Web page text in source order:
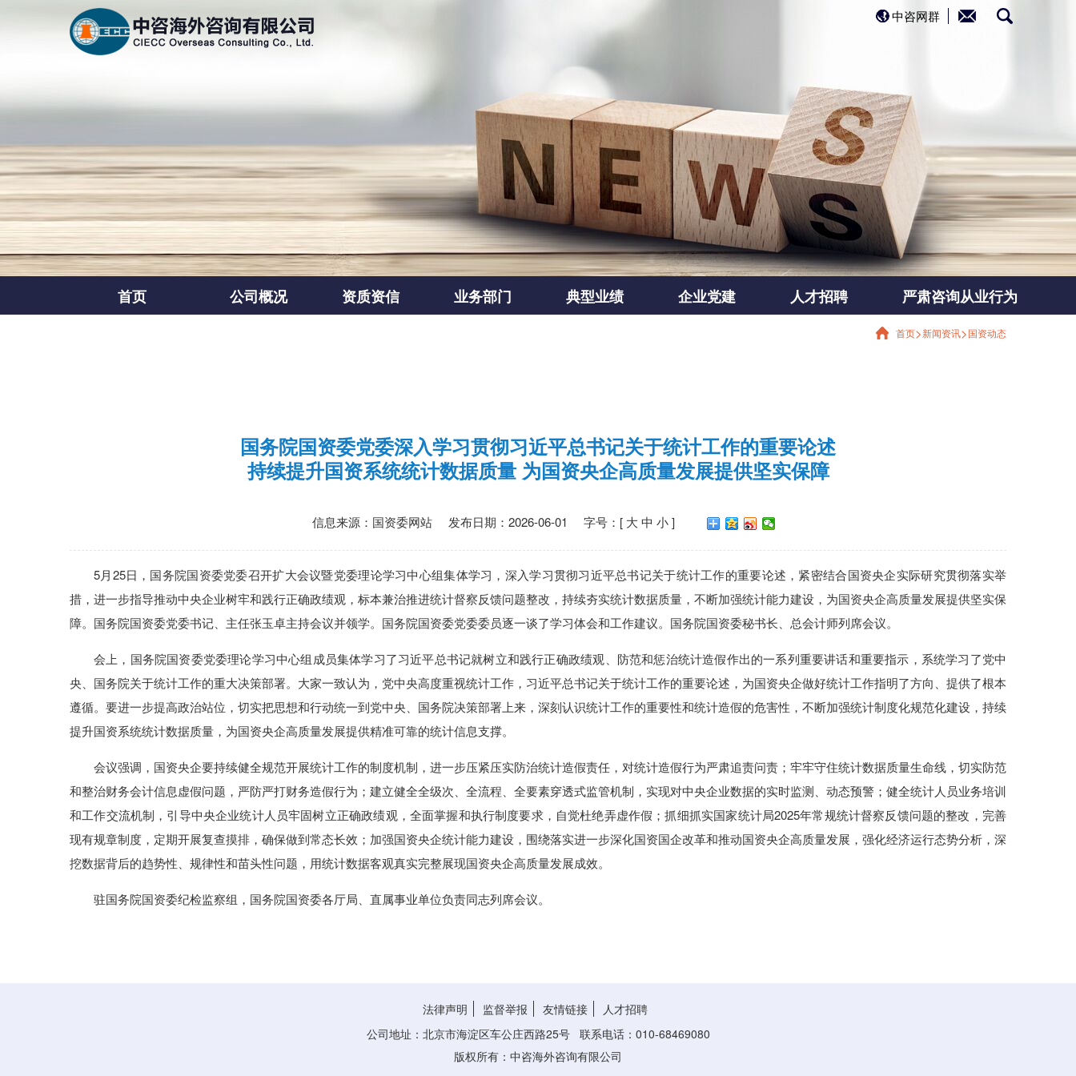
中咨网群
首页 公司概况 资质资信 业务部门 典型业绩 企业党建 人才招聘 严肃咨询从业行为
首页>新闻资讯>国资动态
国务院国资委党委深入学习贯彻习近平总书记关于统计工作的重要论述
持续提升国资系统统计数据质量 为国资央企高质量发展提供坚实保障
信息来源： 国资委网站 发布日期：2026-06-01 字号：[ 大 中 小]
5月25日，国务院国资委党委召开扩大会议暨党委理论学习中心组集体学习，深入学习贯彻习近平总书记关于统计工作的重要论述，紧密结合国资央企实际研究贯彻落实举
措，进一步指导推动中央企业树牢和践行正确政绩观，标本兼治推进统计督察反馈问题整改，持续夯实统计数据质量，不断加强统计能力建设，为国资央企高质量发展提供坚实保
障。国务院国资委党委书记、主任张玉卓主持会议并领学。国务院国资委党委委员逐一谈了学习体会和工作建议。国务院国资委秘书长、总会计师列席会议。
会上，国务院国资委党委理论学习中心组成员集体学习了习近平总书记就树立和践行正确政绩观、防范和惩治统计造假作出的一系列重要讲话和重要指示，系统学习了党中
央、国务院关于统计工作的重大决策部署。大家一致认为，党中央高度重视统计工作，习近平总书记关于统计工作的重要论述，为国资央企做好统计工作指明了方向、提供了根本
遵循。要进一步提高政治站位，切实把思想和行动统一到党中央、国务院决策部署上来，深刻认识统计工作的重要性和统计造假的危害性，不断加强统计制度化规范化建设，持续
提升国资系统统计数据质量，为国资央企高质量发展提供精准可靠的统计信息支撑。
会议强调，国资央企要持续健全规范开展统计工作的制度机制，进一步压紧压实防治统计造假责任，对统计造假行为严肃追责问责；牢牢守住统计数据质量生命线，切实防范
和整治财务会计信息虚假问题，严防严打财务造假行为；建立健全全级次、全流程、全要素穿透式监管机制，实现对中央企业数据的实时监测、动态预警；健全统计人员业务培训
和工作交流机制，引导中央企业统计人员牢固树立正确政绩观，全面掌握和执行制度要求，自觉杜绝弄虚作假；抓细抓实国家统计局2025年常规统计督察反馈问题的整改，完善
现有规章制度，定期开展复查摸排，确保做到常态长效；加强国资央企统计能力建设，围绕落实进一步深化国资国企改革和推动国资央企高质量发展，强化经济运行态势分析，深
挖数据背后的趋势性、规律性和苗头性问题，用统计数据客观真实完整展现国资央企高质量发展成效。
驻国务院国资委纪检监察组，国务院国资委各厅局、直属事业单位负责同志列席会议。
法律声明 监督举报 友情链接
人才招聘
公司地址：北京市海淀区车公庄西路25号 联系电话：010-68469080
版权所有：中咨海外咨询有限公司